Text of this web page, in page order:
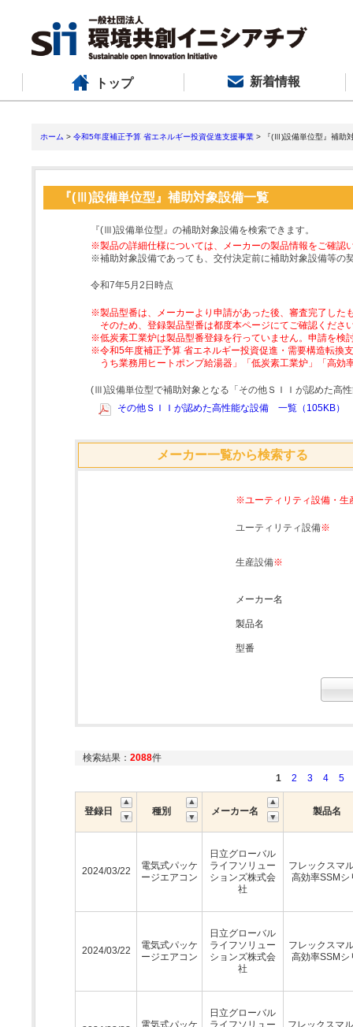
トップ 新着情報
ホーム > 令和5年度補正予算 省エネルギー投資促進支援事業 > 『(Ⅲ)設備単位型』補助
『(Ⅲ)設備単位型』補助対象設備一覧
『(Ⅲ)設備単位型』の補助対象設備を検索できます。
※製品の詳細仕様については、メーカーの製品情報をご確認
※補助対象設備であっても、交付決定前に補助対象設備等の
令和7年5月2日時点
※製品型番は、メーカーより申請があった後、審査完了した
そのため、登録製品型番は都度本ページにてご確認くださ
※低炭素工業炉は製品型番登録を行っていません。申請を検
※令和5年度補正予算 省エネルギー投資促進・需要構造転換
うち業務用ヒートポンプ給湯器」「低炭素工業炉」「高
(Ⅲ)設備単位型で補助対象となる「その他ＳＩＩが認めた高
その他ＳＩＩが認めた高性能な設備 一覧（105KB）
メーカー一覧から検索する
※ユーティリティ設備・生
ユーティリティ設備※
生産設備※
メーカー名
製品名
型番
検索結果： 2088件
1
2 3 4 5
登録日 種別 メーカー名 製品名
2024/03/22
電気式パッケ
ージエアコン
日立グローバル
ライフソリュー
ションズ株式会
社
フレックスマ
高効率SSMシ
2024/03/22
電気式パッケ
ージエアコン
日立グローバル
ライフソリュー
ションズ株式会
社
フレックスマ
高効率SSMシ
電気式パッケ
日立グローバル
ライフソリュー
フレックスマ